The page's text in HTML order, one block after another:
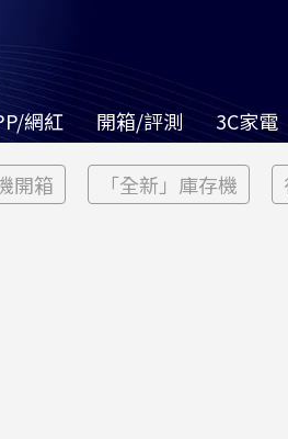
網紅 開箱/評測 3C家電
開箱 「全新」庫存機